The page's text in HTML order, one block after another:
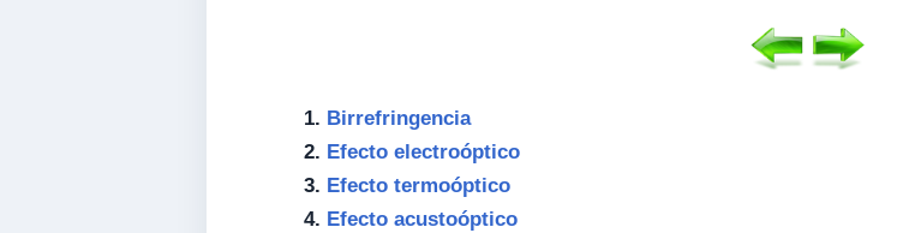
Birrefringencia
Efecto electroóptico
Efecto termoóptico
Efecto acustoóptico